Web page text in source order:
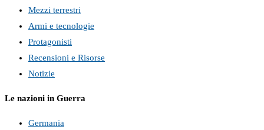
Mezzi terrestri
Armi e tecnologie
Protagonisti
Recensioni e Risorse
Notizie
Le nazioni in Guerra
Germania